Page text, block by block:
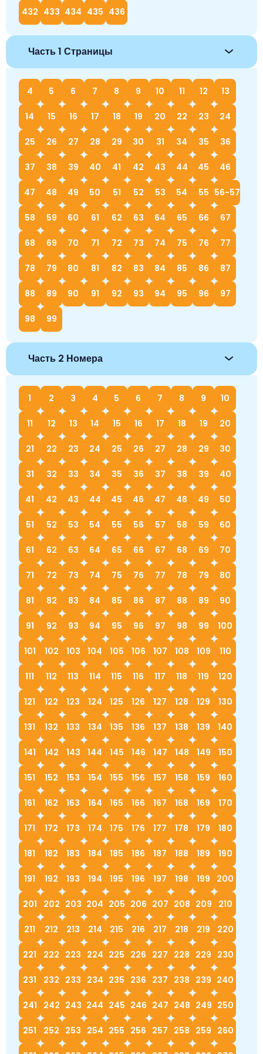
432 433 434 435 436
Часть 1 Страницы
4 5 6 7 8 9 10 11 12 13
14 15 16 17 18 19 20 22 23 24
25 26 27 28 29 30 31 34 35 36
37 38 39 40 41 42 43 44 45 46
47 48 49 50 51 52 53 54 55 56-57
58 59 60 61 62 63 64 65 66 67
68 69 70 71 72 73 74 75 76 77
78 79 80 81 82 83 84 85 86 87
88 89 90 91 92 93 94 95 96 97
98 99
Часть 2 Номера
1 2 3 4 5 6 7 8 9 10
11 12 13 14 15 16 17 18 19 20
21 22 23 24 25 26 27 28 29 30
31 32 33 34 35 36 37 38 39 40
41 42 43 44 45 46 47 48 49 50
51 52 53 54 55 56 57 58 59 60
61 62 63 64 65 66 67 68 69 70
71 72 73 74 75 76 77 78 79 80
81 82 83 84 85 86 87 88 89 90
91 92 93 94 95 96 97 98 99 100
101 102 103 104 105 106 107 108 109 110
111 112 113 114 115 116 117 118 119 120
121 122 123 124 125 126 127 128 129 130
131 132 133 134 135 136 137 138 139 140
141 142 143 144 145 146 147 148 149 150
151 152 153 154 155 156 157 158 159 160
161 162 163 164 165 166 167 168 169 170
171 172 173 174 175 176 177 178 179 180
181 182 183 184 185 186 187 188 189 190
191 192 193 194 195 196 197 198 199 200
201 202 203 204 205 206 207 208 209 210
211 212 213 214 215 216 217 218 219 220
221 222 223 224 225 226 227 228 229 230
231 232 233 234 235 236 237 238 239 240
241 242 243 244 245 246 247 248 249 250
251 252 253 254 255 256 257 258 259 260